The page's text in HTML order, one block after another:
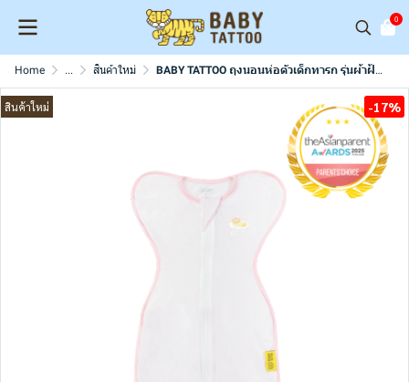
0
Home ... สินค้าใหม่ BABY TATTOO ถุงนอนห่อตัวเด็กทารก รุ่นผ้าฝ้ายตาข่าย Mesh Cotton ถุงนอนกันสะดุ้ง (แถมฟรีถุงถนอมผ้า)
สินค้าใหม่ -17%